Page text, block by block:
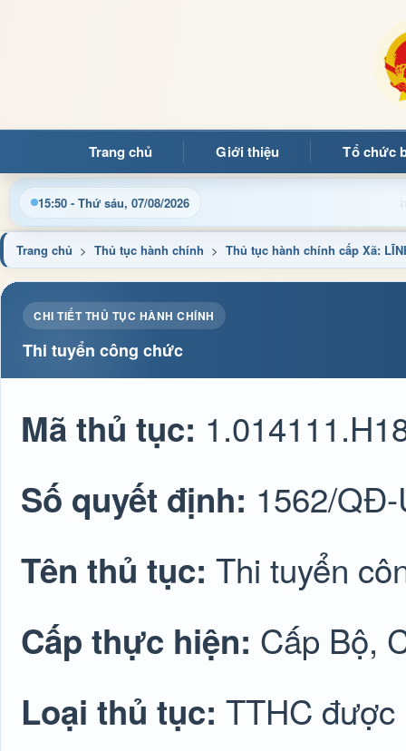
Trang chủ Giới thiệu Tổ chức
15:50 - Thứ sáu, 07/08/2026
điều hành, thủ tục hành chính và tin tức địa phương nhanh
Trang chủ > Thủ tục hành chính > Thủ tục hành chính cấp Xã:
CHI TIẾT THỦ TỤC HÀNH CHÍNH
Thi tuyển công chức
Mã thủ tục:
Số quyết định: 1562/
Tên thủ tục: Thi tuyển
Cấp thực hiện: Cấp Bộ,
Loại thủ tục: TTHC được